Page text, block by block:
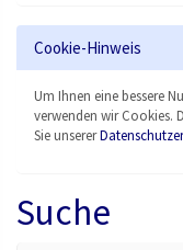
Cookie-Hinweis
Um Ihnen eine bessere
verwenden wir Cookies.
Sie unserer
Suche